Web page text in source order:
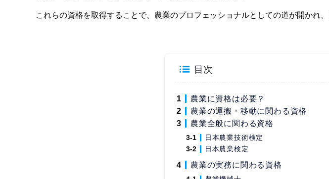
これらの資格を取得することで、農業のプロフェッショナルとしての道が開かれ
目次
農業に資格は必要？
農業の運搬・移動に関わる資格
農業全般に関わる資格
日本農業技術検定
日本農業検定
農業の実務に関わる資格